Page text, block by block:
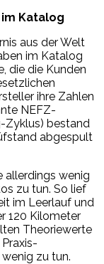
Katalog
aus der Welt
im Katalog
die die Kunden
ihre Zahlen
NEFZ-
Zyklus) bestand
abgespult
allerdings wenig
zu tun. So lief
im Leerlauf und
120 Kilometer
Theoriewerte
zu tun.